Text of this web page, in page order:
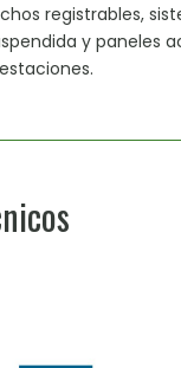
registrables,
y paneles